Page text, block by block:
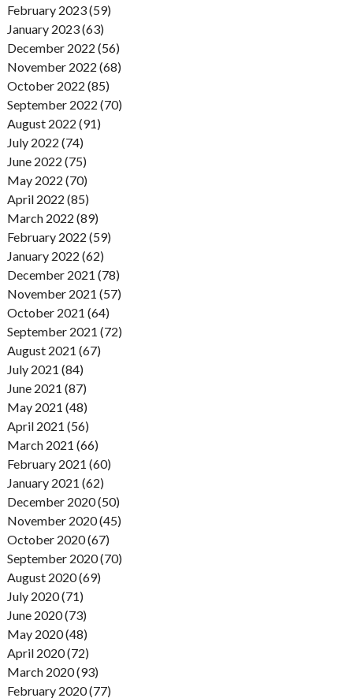
February 2023 (59)
January 2023 (63)
December 2022 (56)
November 2022 (68)
October 2022 (85)
September 2022 (70)
August 2022 (91)
July 2022 (74)
June 2022 (75)
May 2022 (70)
April 2022 (85)
March 2022 (89)
February 2022 (59)
January 2022 (62)
December 2021 (78)
November 2021 (57)
October 2021 (64)
September 2021 (72)
August 2021 (67)
July 2021 (84)
June 2021 (87)
May 2021 (48)
April 2021 (56)
March 2021 (66)
February 2021 (60)
January 2021 (62)
December 2020 (50)
November 2020 (45)
October 2020 (67)
September 2020 (70)
August 2020 (69)
July 2020 (71)
June 2020 (73)
May 2020 (48)
April 2020 (72)
March 2020 (93)
February 2020 (77)